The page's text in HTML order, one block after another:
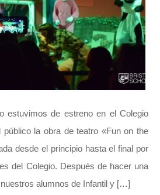
estuvimos de estreno en el Colegio
público la obra de teatro «Fun on the
desde el principio hasta el final por
del Colegio. Después de hacer una
alumnos de Infantil y […]